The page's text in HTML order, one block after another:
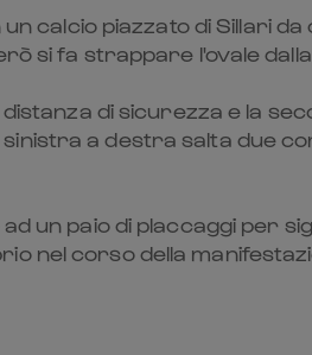
calcio piazzato di Sillari
si fa strappare l'ovale
di sicurezza e la
sinistra a destra salta due
un paio di placcaggi per
nel corso della